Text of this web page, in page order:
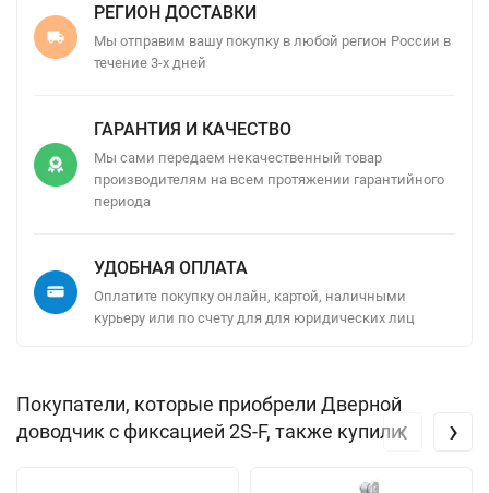
РЕГИОН ДОСТАВКИ
Мы отправим вашу покупку в любой регион России в
течение 3-х дней
ГАРАНТИЯ И КАЧЕСТВО
Мы сами передаем некачественный товар
производителям на всем протяжении гарантийного
периода
УДОБНАЯ ОПЛАТА
Оплатите покупку онлайн, картой, наличными
курьеру или по счету для для юридических лиц
Покупатели, которые приобрели Дверной
доводчик с фиксацией 2S-F, также купили‹ ›